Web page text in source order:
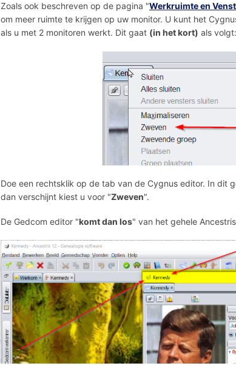
Zoals ook beschreven op de pagina "Werkruimte en
om meer ruimte te krijgen op uw monitor. U kunt het
als u met 2 monitoren werkt. Dit gaat (in het kort) als volgt:
Doe een rechtsklik op de tab van de Cygnus editor. In dit
dan verschijnt kiest u voor "Zweven".
De Gedcom editor "komt dan los" van het gehele